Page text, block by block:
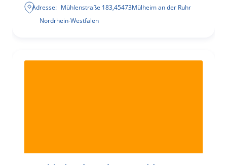
Adresse: Mühlenstraße 183,45473Mülheim an der Ruhr
Nordrhein-Westfalen